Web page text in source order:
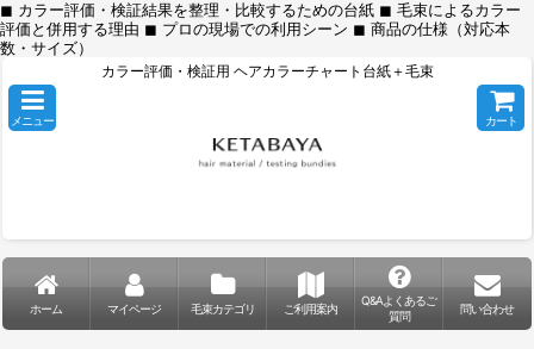
◼︎ カラー評価・検証結果を整理・比較するための台紙 ◼︎ 毛束によるカラー
評価と併用する理由 ◼︎ プロの現場での利用シーン ◼︎ 商品の仕様（対応本
数・サイズ）
カラー評価・検証用 ヘアカラーチャート台紙＋毛束
メニュー カート
ホーム マイページ 毛束カテゴリ ご利用案内
Q&Aよくあるご
質問
問い合わせ